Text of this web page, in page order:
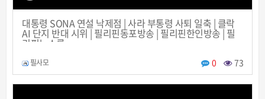
대통령 SONA 연설 낙제점 | 사라 부통령 사퇴 일축 | 클락
AI 단지 반대 시위 | 필리핀동포방송 | 필리핀한인방송 | 필
리핀뉴스룸
필사모 0 73